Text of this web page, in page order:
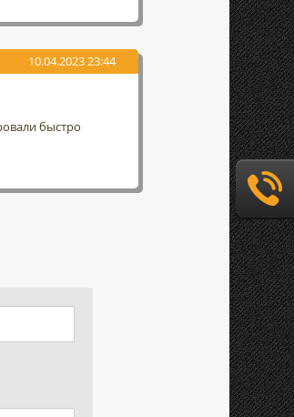
10.04.2023 23:44
быстро